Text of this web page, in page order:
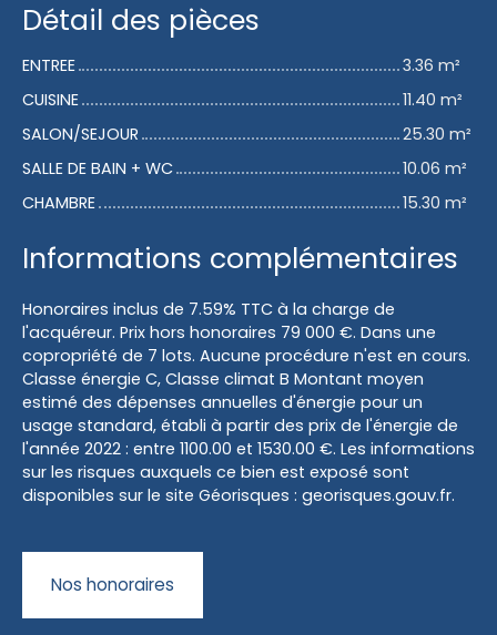
Détail des pièces
ENTREE
3.36 m²
CUISINE
11.40 m²
SALON/SEJOUR
25.30 m²
SALLE DE BAIN + WC
10.06 m²
CHAMBRE
15.30 m²
Informations complémentaires
Honoraires inclus de 7.59% TTC à la charge de
l'acquéreur. Prix hors honoraires 79 000 €. Dans une
copropriété de 7 lots. Aucune procédure n'est en cours.
Classe énergie C, Classe climat B Montant moyen
estimé des dépenses annuelles d'énergie pour un
usage standard, établi à partir des prix de l'énergie de
l'année 2022 : entre 1100.00 et 1530.00 €. Les informations
sur les risques auxquels ce bien est exposé sont
disponibles sur le site Géorisques : georisques.gouv.fr.
Nos honoraires